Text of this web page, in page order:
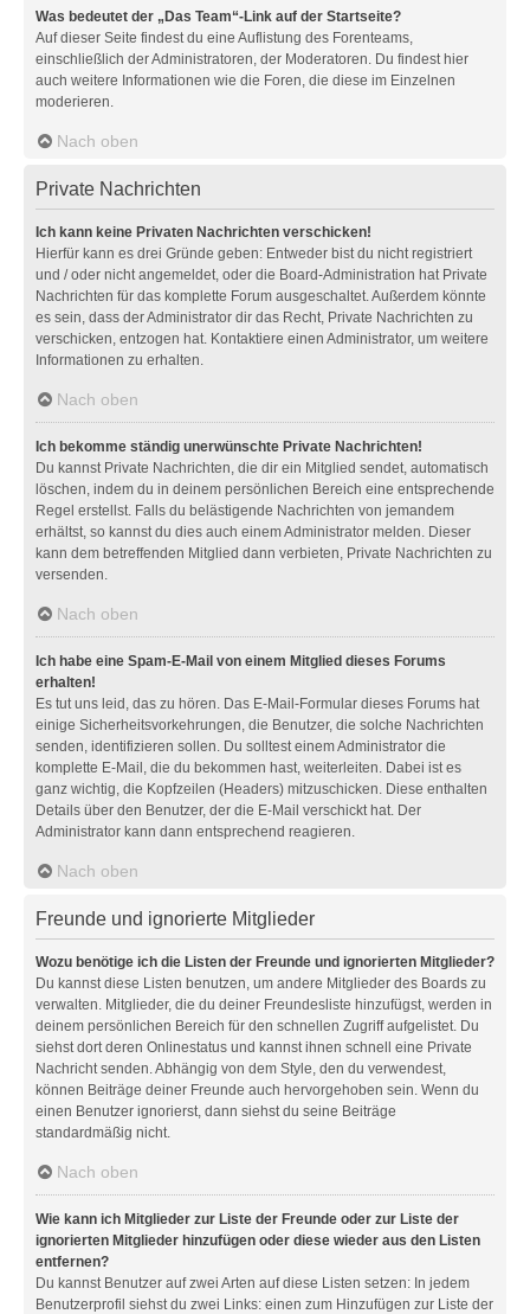
Was bedeutet der „Das Team“-Link auf der Startseite?
Auf dieser Seite findest du eine Auflistung des Forenteams,
einschließlich der Administratoren, der Moderatoren. Du findest hier
auch weitere Informationen wie die Foren, die diese im Einzelnen
moderieren.
Nach oben
Private Nachrichten
Ich kann keine Privaten Nachrichten verschicken!
Hierfür kann es drei Gründe geben: Entweder bist du nicht registriert
und / oder nicht angemeldet, oder die Board-Administration hat Private
Nachrichten für das komplette Forum ausgeschaltet. Außerdem könnte
es sein, dass der Administrator dir das Recht, Private Nachrichten zu
verschicken, entzogen hat. Kontaktiere einen Administrator, um weitere
Informationen zu erhalten.
Nach oben
Ich bekomme ständig unerwünschte Private Nachrichten!
Du kannst Private Nachrichten, die dir ein Mitglied sendet, automatisch
löschen, indem du in deinem persönlichen Bereich eine entsprechende
Regel erstellst. Falls du belästigende Nachrichten von jemandem
erhältst, so kannst du dies auch einem Administrator melden. Dieser
kann dem betreffenden Mitglied dann verbieten, Private Nachrichten zu
versenden.
Nach oben
Ich habe eine Spam-E-Mail von einem Mitglied dieses Forums
erhalten!
Es tut uns leid, das zu hören. Das E-Mail-Formular dieses Forums hat
einige Sicherheitsvorkehrungen, die Benutzer, die solche Nachrichten
senden, identifizieren sollen. Du solltest einem Administrator die
komplette E-Mail, die du bekommen hast, weiterleiten. Dabei ist es
ganz wichtig, die Kopfzeilen (Headers) mitzuschicken. Diese enthalten
Details über den Benutzer, der die E-Mail verschickt hat. Der
Administrator kann dann entsprechend reagieren.
Nach oben
Freunde und ignorierte Mitglieder
Wozu benötige ich die Listen der Freunde und ignorierten Mitglieder?
Du kannst diese Listen benutzen, um andere Mitglieder des Boards zu
verwalten. Mitglieder, die du deiner Freundesliste hinzufügst, werden in
deinem persönlichen Bereich für den schnellen Zugriff aufgelistet. Du
siehst dort deren Onlinestatus und kannst ihnen schnell eine Private
Nachricht senden. Abhängig von dem Style, den du verwendest,
können Beiträge deiner Freunde auch hervorgehoben sein. Wenn du
einen Benutzer ignorierst, dann siehst du seine Beiträge
standardmäßig nicht.
Nach oben
Wie kann ich Mitglieder zur Liste der Freunde oder zur Liste der
ignorierten Mitglieder hinzufügen oder diese wieder aus den Listen
entfernen?
Du kannst Benutzer auf zwei Arten auf diese Listen setzen: In jedem
Benutzerprofil siehst du zwei Links: einen zum Hinzufügen zur Liste der